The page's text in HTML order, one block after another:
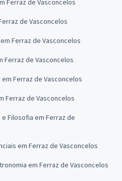
Ferraz de Vasconcelos
de Vasconcelos
Ferraz de Vasconcelos
Ferraz de Vasconcelos
Ferraz de Vasconcelos
Ferraz de Vasconcelos
Filosofia em Ferraz de
em Ferraz de Vasconcelos
em Ferraz de Vasconcelos